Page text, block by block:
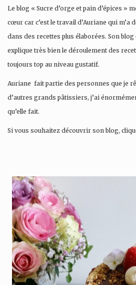
Le blog « Sucre d’orge et pain d’épices »
cœur car c’est le travail d’Auriane qui m’a
dans des recettes plus élaborées. Son
explique très bien le déroulement des
toujours top au niveau gustatif.
Auriane fait partie des personnes que je
d’autres grands pâtissiers, j’ai
qu’elle fait.
Si vous souhaitez découvrir son blog,